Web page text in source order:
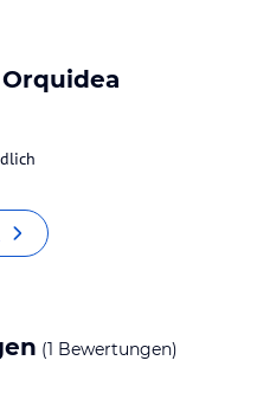
(1 Bewertungen)